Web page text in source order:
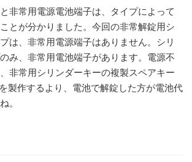
非常用電源電池端子は、タイプによって
とが分かりました。今回の非常解錠用シ
は、非常用電源端子はありません。シリ
み、非常用電池端子があります。電源不
非常用シリンダーキーの複製スペアキー
製作するより、電池で解錠した方が電池代
。